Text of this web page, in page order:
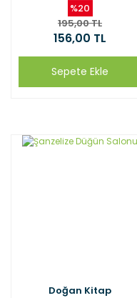
%20
195,00 TL
156,00 TL
Sepete Ekle
Doğan Kitap